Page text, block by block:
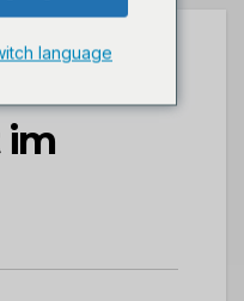
im
language